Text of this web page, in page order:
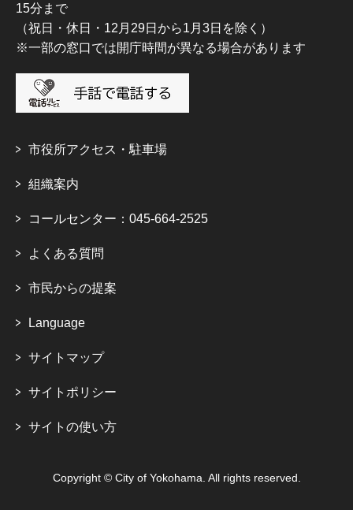
15分まで
（祝日・休日・12月29日から1月3日を除く）
※一部の窓口では開庁時間が異なる場合があります
市役所アクセス・駐車場
組織案内
コールセンター：045-664-2525
よくある質問
市民からの提案
Language
サイトマップ
サイトポリシー
サイトの使い方
Copyright © City of Yokohama. All rights reserved.